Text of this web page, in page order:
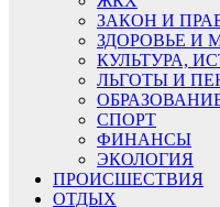
ЗАКОН И
ЗДОРОВЬЕ И
КУЛЬТУРА,
ЛЬГОТЫ И
СПОРТ
ФИНАНСЫ
ЭКОЛОГИЯ
ПРОИСШЕСТВИЯ
ОТДЫХ